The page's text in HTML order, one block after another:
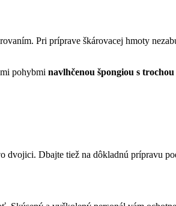
Pri príprave škárovacej hmoty
pohybmi navlhčenou špongiou s
Dbajte tiež na dôkladnú prípravu